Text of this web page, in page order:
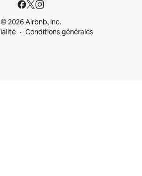
© 2026 Airbnb, Inc.
Conditions générales